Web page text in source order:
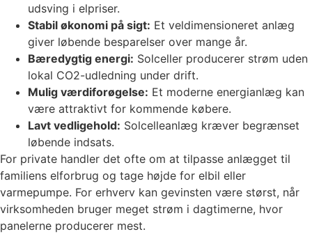
udsving i elpriser.
Stabil økonomi på sigt: Et veldimensioneret anlæg
giver løbende besparelser over mange år.
Bæredygtig energi: Solceller producerer strøm uden
lokal CO2-udledning under drift.
Mulig værdiforøgelse: Et moderne energianlæg kan
være attraktivt for kommende købere.
Lavt vedligehold: Solcelleanlæg kræver begrænset
løbende indsats.
For private handler det ofte om at tilpasse anlægget til
familiens elforbrug og tage højde for elbil eller
varmepumpe. For erhverv kan gevinsten være størst, når
virksomheden bruger meget strøm i dagtimerne, hvor
panelerne producerer mest.